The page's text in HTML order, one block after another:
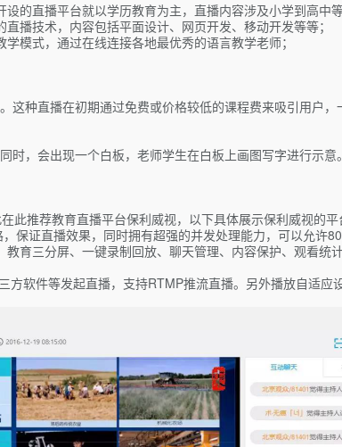
的直播平台就以学历教育为主，直播内容涉及小学到高中
播技术，内容包括平面设计、网页开发、移动开发等等；
模式，通过在线连接各地最优秀的语言教学老师；
种直播在初期通过免费或价格较低的课程费来吸引用户
，会出现一个白板，老师学生在白板上画图写字进行示
推荐教育直播平台保利威视，以下具体展示保利威视的平
保证直播效果，同时拥有超强的并发处理能力，可以允许80
育三分屏、一键录制回放、聊天管理、内容保护、观看
软件等发起直播，支持RTMP推流直播。另外播放自适应